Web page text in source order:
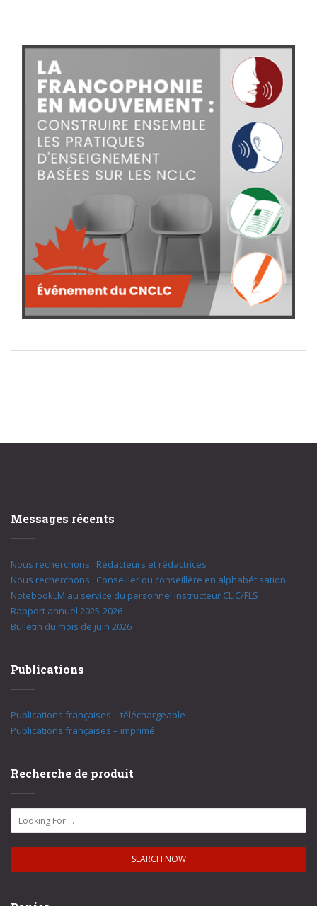
Messages récents
Nous recherchons : Rédacteurs et rédactrices
Nous recherchons : Conseiller ou conseillère en alphabétisation
NotebookLM au service du personnel instructeur CLIC/FLS
Rapport annuel 2025-2026
Bulletin du mois de juin 2026
Publications
Publications françaises – téléchargeable
Publications françaises – imprimé
Recherche de produit